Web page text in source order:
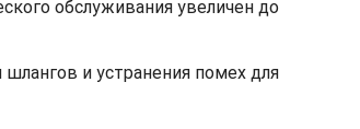
обслуживания увеличен до
и устранения помех для